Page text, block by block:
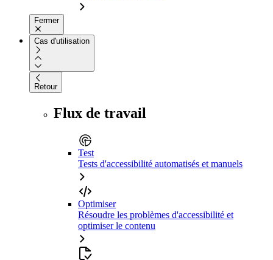
Fermer
Cas d'utilisation
Retour
Flux de travail
Test
Tests d'accessibilité automatisés et manuels
Optimiser
Résoudre les problèmes d'accessibilité et
optimiser le contenu